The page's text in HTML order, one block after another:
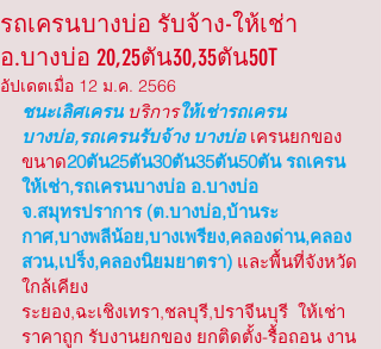
รถเครนบางบ่อ รับจ้าง-ให้เช่า
อ.บางบ่อ 20,25ตัน30,35ตัน50T
อัปเดตเมื่อ 12 ม.ค. 2566
ชนะเลิศเครน บริการให้เช่ารถเครน
บางบ่อ,รถเครนรับจ้าง บางบ่อ เครนยกของ
ขนาด20ตัน25ตัน30ตัน35ตัน50ตัน รถเครน
ให้เช่า,รถเครนบางบ่อ อ.บางบ่อ
จ.สมุทรปราการ (ต.บางบ่อ,บ้านระ
กาศ,บางพลีน้อย,บางเพรียง,คลองด่าน,คลอง
สวน,เปร็ง,คลองนิยมยาตรา) และพื้นที่จังหวัด
ใกล้เคียง
ระยอง,ฉะเชิงเทรา,ชลบุรี,ปราจีนบุรี  ให้เช่า
ราคาถูก รับงานยกของ ยกติดตั้ง-รื้อถอน งาน